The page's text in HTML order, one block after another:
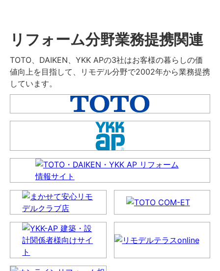
リフォーム分野業務提携関連
TOTO、DAIKEN、YKK APの3社はお客様の暮らしの価
値向上を目指して、リモデル分野で2002年から業務提携
しています。